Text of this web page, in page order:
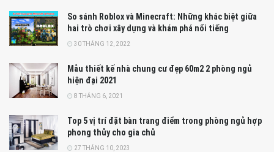
So sánh Roblox và Minecraft: Những khác biệt giữa
hai trò chơi xây dựng và khám phá nổi tiếng
30 THÁNG 12, 2022
Mẫu thiết kế nhà chung cư đẹp 60m2 2 phòng ngủ
hiện đại 2021
8 THÁNG 6, 2021
Top 5 vị trí đặt bàn trang điểm trong phòng ngủ hợp
phong thủy cho gia chủ
27 THÁNG 10, 2023